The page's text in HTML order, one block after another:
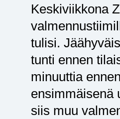
Keskiviikkona
tulisi.
tunti ennen
minuuttia
ensimmäisenä
siis muu